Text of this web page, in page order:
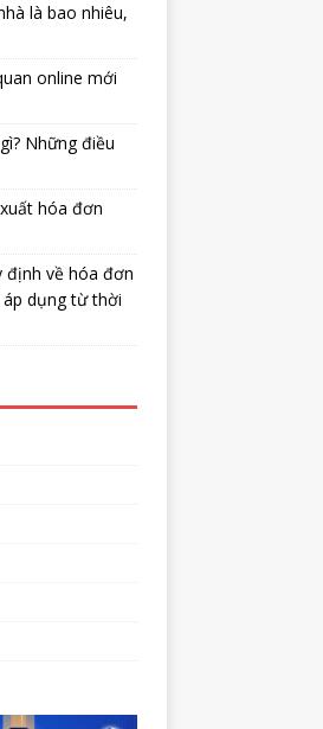
là bao nhiêu,
online mới
Những điều
hóa đơn
định về hóa đơn
áp dụng từ thời